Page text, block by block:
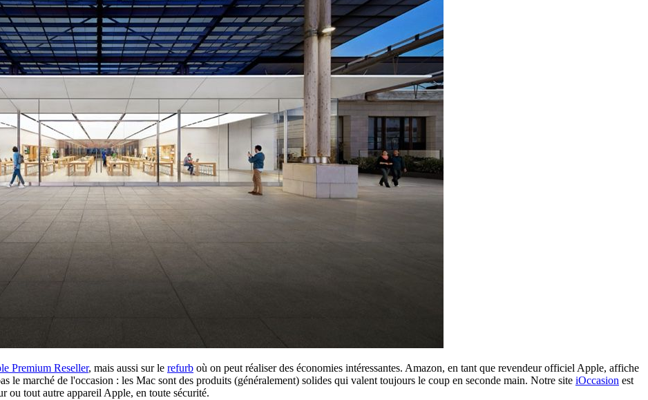
Premium Reseller, mais aussi sur le refurb où on peut réaliser des économies intéressantes. Amazon, en tant que revendeur officiel Apple, affiche
le marché de l'occasion : les Mac sont des produits (généralement) solides qui valent toujours le coup en seconde main. Notre site iOccasion est
ou tout autre appareil Apple, en toute sécurité.